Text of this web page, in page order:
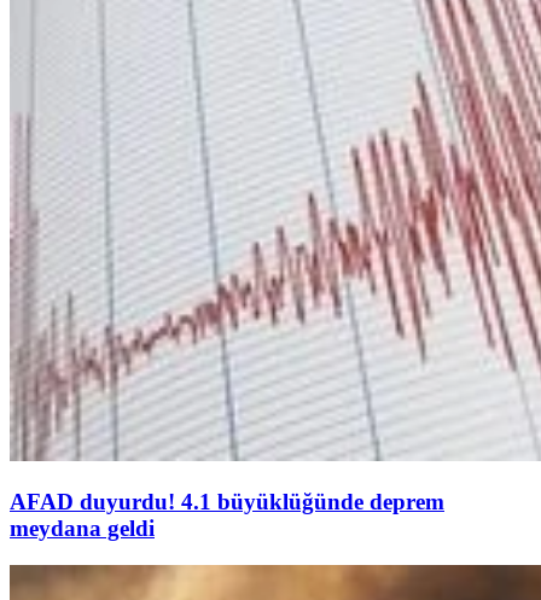
AFAD duyurdu! 4.1 büyüklüğünde deprem
meydana geldi